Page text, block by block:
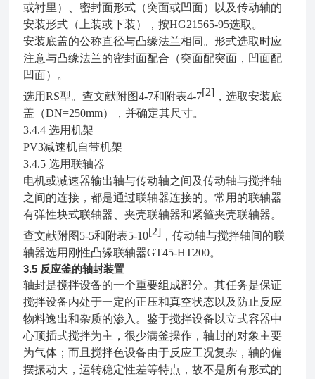
或衬里）、密封面形式（突面或凹面）以及传动轴的
安装形式（上装或下装），按HG21565-95选取。
安装底盖的公称直径与凸缘法兰相同。形式选取时应
注意与凸缘法兰的密封面配合（突面配突面，凹面配
凹面）。
选用RS型。查文献附图4-7和附表4-7[2] ，选取安装底
盖（DN=250mm），并确定其尺寸。
3.4.4选用机架
PV3减速机自带机架
3.4.5选用联轴器
电机或减速器输出轴与传动轴之间及传动轴与搅拌轴
之间的连接，都是通过联轴器连接的。常用的联轴器
有弹性块式联轴器、夹壳联轴器和紧箍夹壳联轴器。
查文献附图5-5和附表5-10[2] ，传动轴与搅拌轴间的联
轴器选用刚性凸缘联轴器GT45-HT200。
3.5 反应釜的轴封装置
轴封是搅拌设备的一个重要组成部分。其任务是保证
搅拌设备内处于一定的正压和真空状态以及防止反应
物料逸出和杂质的渗入。鉴于搅拌设备以立式容器中
心顶插式搅拌为主，很少满釜操作，轴封的对象主要
为气体；而且搅拌色设备由于反应工况复杂，轴的偏
摆振动大，运转稳定性差等特点，故不是所有形式的